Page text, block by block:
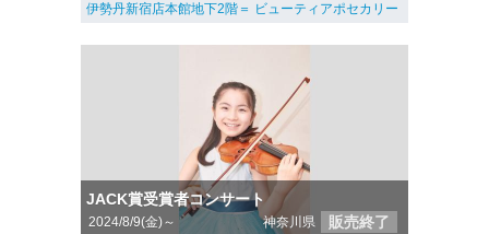
伊勢丹新宿店本館地下2階＝ ビューティアポセカリー
JACK賞受賞者コンサート
2024/8/9(金)～ 神奈川県 販売終了